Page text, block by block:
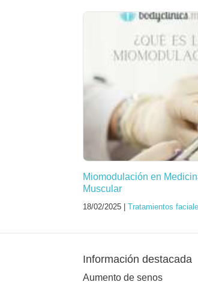
Miomodulación en
Muscular
18/02/2025 | Tratamientos
Información destacada
Aumento de senos